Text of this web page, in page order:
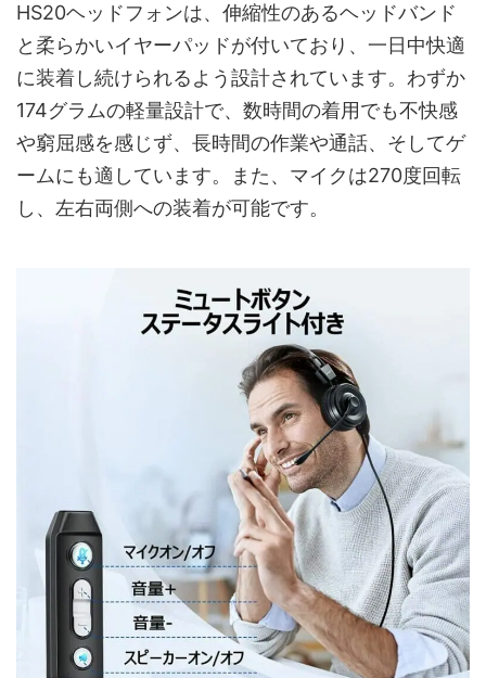
HS20ヘッドフォンは、伸縮性のあるヘッドバンド
と柔らかいイヤーパッドが付いており、一日中快適
に装着し続けられるよう設計されています。わずか
174グラムの軽量設計で、数時間の着用でも不快感
や窮屈感を感じず、長時間の作業や通話、そしてゲ
ームにも適しています。また、マイクは270度回転
し、左右両側への装着が可能です。